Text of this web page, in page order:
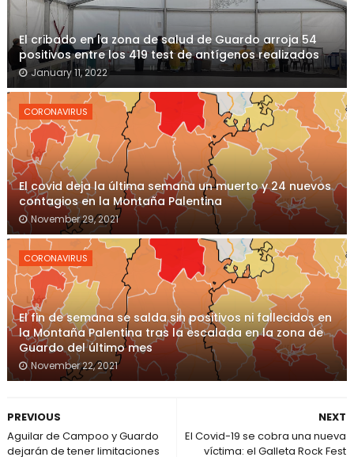
El cribado en la zona de salud de Guardo arroja 54
positivos entre los 419 test de antígenos realizados
January 11, 2022
CORONAVIRUS
El covid deja la última semana un muerto y 24 nuevos
contagios en la Montaña Palentina
November 29, 2021
CORONAVIRUS
El fin de semana se salda sin positivos ni fallecidos en
la Montaña Palentina tras la escalada en la zona de
Guardo del último mes
November 22, 2021
NEXT
El Covid-19 se cobra una nueva
víctima: el Galleta Rock Fest
PREVIOUS
Aguilar de Campoo y Guardo
dejarán de tener limitaciones